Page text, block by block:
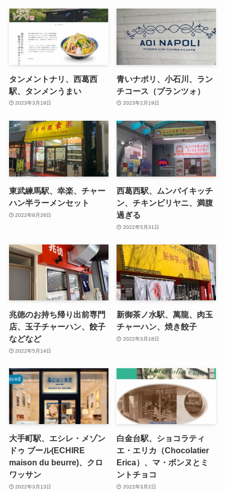
タンメントナリ、西葛西
駅、タンメンうまい
2023年3月19日
青いナポリ、小石川、ラン
チコース（プランツォ）
2023年2月19日
東武練馬駅、幸楽、チャー
ハン半ラーメンセット
2022年8月28日
西葛西駅、ムンバイキッチ
ン、チキンビリヤニ、満腹
過ぎる
2022年5月31日
兆徳のお持ち帰り出前専門
店、玉子チャーハン、餃子
などなど
2022年5月14日
新御茶ノ水駅、萬龍、肉玉
チャーハン、焼き餃子
2022年3月18日
大手町駅、エシレ・メゾン
ドゥ ブール(ECHIRE
maison du beurre)、クロ
ワッサン
2022年3月13日
白金台駅、ショコラティ
エ・エリカ（Chocolatier
Erica）、マ・ボンヌとミ
ントチョコ
2022年3月2日